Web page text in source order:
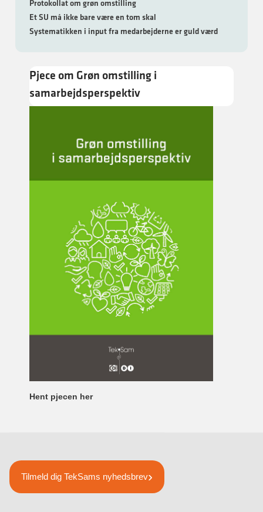
Protokollat om grøn omstilling
Et SU må ikke bare være en tom skal
Systematikken i input fra medarbejderne er guld værd
Pjece om Grøn omstilling i
samarbejdsperspektiv
Hent pjecen her
Tilmeld dig TekSams nyhedsbrev